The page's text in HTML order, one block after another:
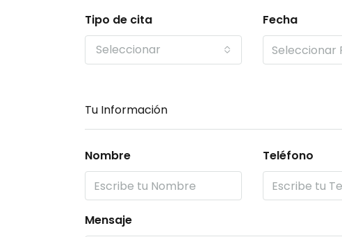
Tipo de cita
Seleccionar
Fecha
Tu Información
Nombre Teléfono
Mensaje